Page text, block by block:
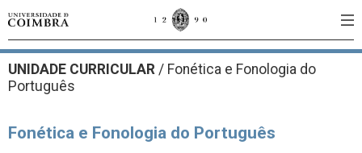
UNIDADE CURRICULAR / Fonética e Fonologia do
Português
Fonética e Fonologia do Português